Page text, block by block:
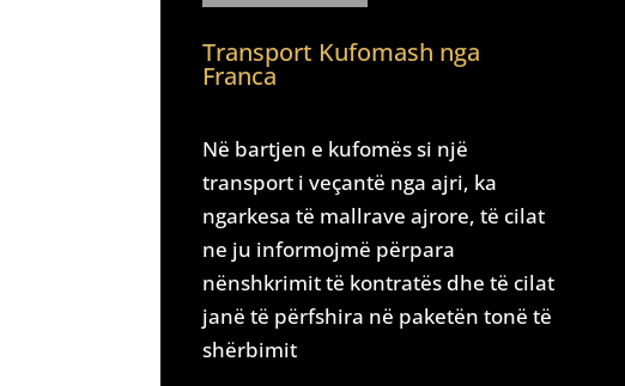
Transport Kufomash nga
Franca
Në bartjen e kufomës si një
transport i veçantë nga ajri, ka
ngarkesa të mallrave ajrore, të cilat
ne ju informojmë përpara
nënshkrimit të kontratës dhe të cilat
janë të përfshira në paketën tonë të
shërbimit